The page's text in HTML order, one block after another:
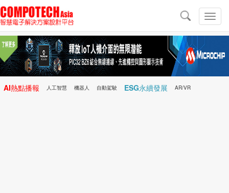
切
換
導
導
航
AI熱點播報 人工智慧 機器人 自動駕駛 ESG永續發展 AR/VR